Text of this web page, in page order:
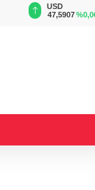
EUR
54,9333 %-